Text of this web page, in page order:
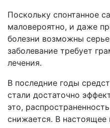
Поскольку спонтанное
маловероятно, и даже
болезни возможны
заболевание требует
лечения.
В последние годы
стали достаточно
это,
снижается. В настоящее